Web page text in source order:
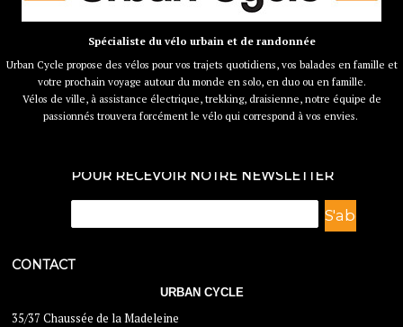
Spécialiste du vélo urbain et de randonnée
Urban Cycle propose des vélos pour vos trajets quotidiens, vos balades en famille et
votre prochain voyage autour du monde en solo, en duo ou en famille.
Vélos de ville, à assistance électrique, trekking, draisienne, notre équipe de
passionnés trouvera forcément le vélo qui correspond à vos envies.
POUR RECEVOIR NOTRE NEWSLETTER
CONTACT
URBAN CYCLE
35/37 Chaussée de la Madeleine